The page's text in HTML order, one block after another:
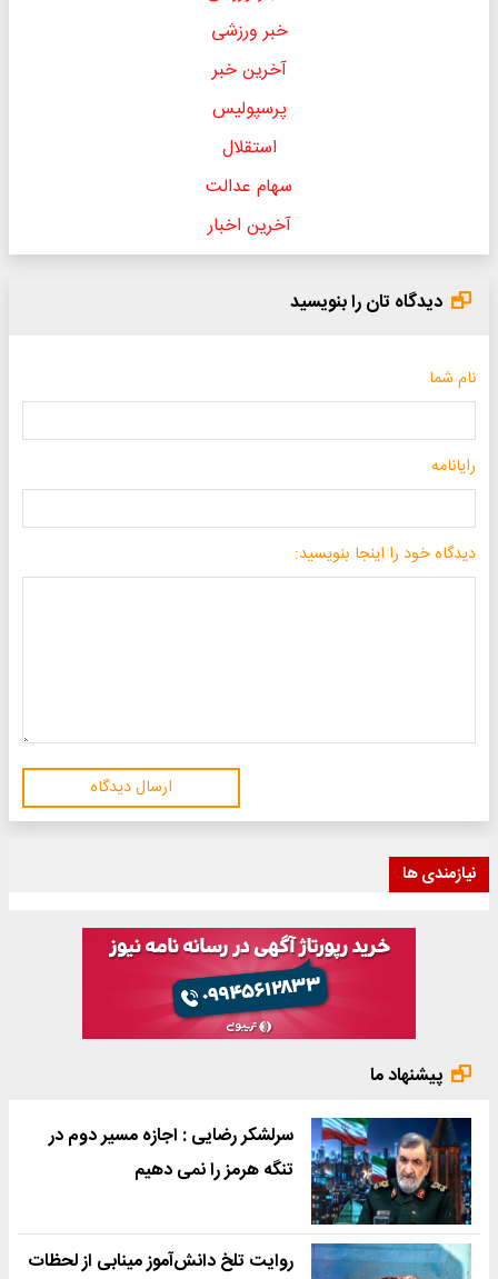
خبر ورزشی
آخرین خبر
پرسپولیس
استقلال
سهام عدالت
آخرین اخبار
دیدگاه تان را بنویسید
نام شما
رایانامه
دیدگاه خود را اینجا بنویسید:
ارسال دیدگاه
نیازمندی ها
پیشنهاد ما
سرلشکر رضایی : اجازه مسیر دوم در
تنگه هرمز را نمی دهیم
روایت تلخ دانش‌آموز مینابی از لحظات